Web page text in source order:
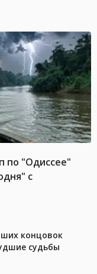
по "Одиссее"
с
концовок
судьбы